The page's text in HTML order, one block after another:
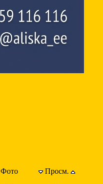
Фото Просм.